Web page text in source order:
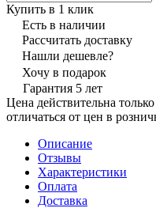
Купить в 1 клик
Есть в наличии
Рассчитать доставку
Нашли дешевле?
Хочу в подарок
Гарантия 5 лет
Цена действительна
отличаться от цен в
Описание
Отзывы
Характеристики
Оплата
Доставка